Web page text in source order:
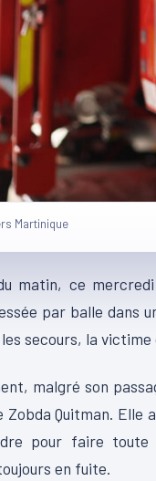
Martinique
matin, ce
par balle dans
secours, la
malgré son
Zobda Quitman.
pour faire
en fuite.